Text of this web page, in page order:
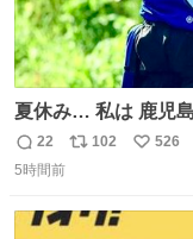
夏休み… 私は 鹿児島県人ですが 幼い頃は 夏休みになると
母の郷… 山梨へ遊びに行
ヶ月近く泊まって … … 今の私は 医療従事者 お盆休
景 淡い記
返
信
22
リ
ト
102
い
526
5時間前